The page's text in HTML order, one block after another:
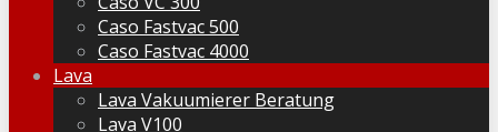
Caso Fastvac 500
Caso Fastvac 4000
Lava
Lava Vakuumierer Beratung
Lava V100